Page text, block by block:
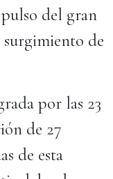
del gran
de
por las 23
de 27
de esta